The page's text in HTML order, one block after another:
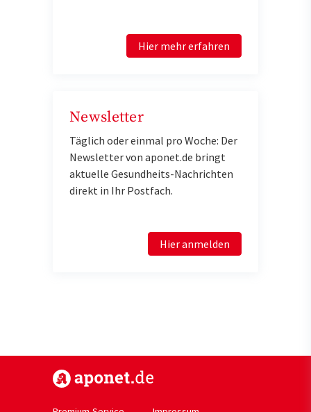
Hier mehr erfahren
Newsletter
Täglich oder einmal pro Woche: Der
Newsletter von aponet.de bringt
aktuelle Gesundheits-Nachrichten
direkt in Ihr Postfach.
Hier anmelden